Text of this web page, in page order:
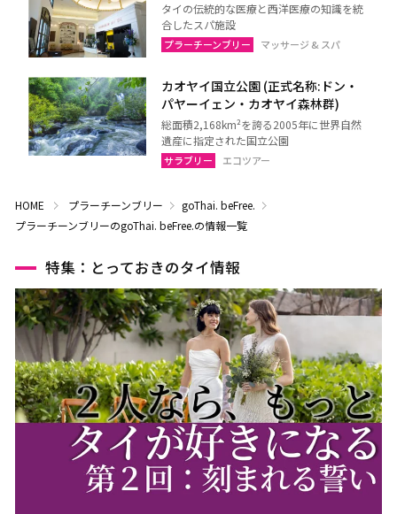
タイの伝統的な医療と西洋医療の知識を統
合したスパ施設
プラーチーンブリー マッサージ & スパ
カオヤイ国立公園 (正式名称:ドン・
パヤーイェン・カオヤイ森林群)
総面積2,168km²を誇る2005年に世界自然
遺産に指定された国立公園
サラブリー エコツアー
HOME プラーチーンブリー
goThai. beFree.
プラーチーンブリーのgoThai. beFree.の情報一覧
特集：とっておきのタイ情報